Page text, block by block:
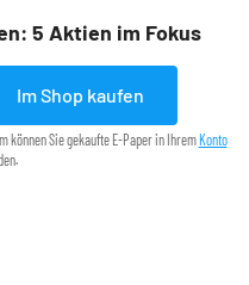
5 Aktien im Fokus
Im Shop kaufen
können Sie gekaufte E-Paper in IhremKonto